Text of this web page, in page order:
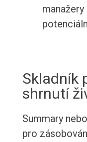
Skladník
shrnutí
Summary
pro